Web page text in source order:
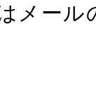
メール